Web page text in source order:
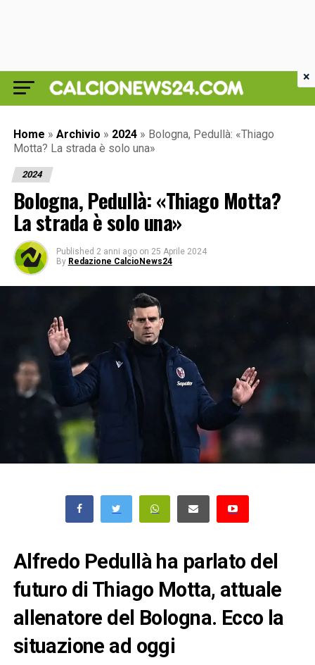
Home » Archivio » 2024 » Bologna, Pedullà: «Thiago
Motta? La strada è solo una»
2024
Bologna, Pedullà: «Thiago Motta?
La strada è solo una»
Published 2 anni ago on 25 Aprile 2024
By Redazione CalcioNews24
Alfredo Pedullà ha parlato del
futuro di Thiago Motta, attuale
allenatore del Bologna. Ecco la
situazione ad oggi
×